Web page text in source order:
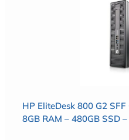
HP EliteDesk 800 G2
8GB RAM – 480GB SSD